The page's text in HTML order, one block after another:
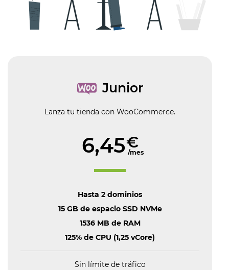
Junior
Lanza tu tienda con WooCommerce.
6,45€
/mes
Hasta 2 dominios
15 GB de espacio SSD NVMe
1536 MB de RAM
125% de CPU (1,25 vCore)
Sin límite de tráfico